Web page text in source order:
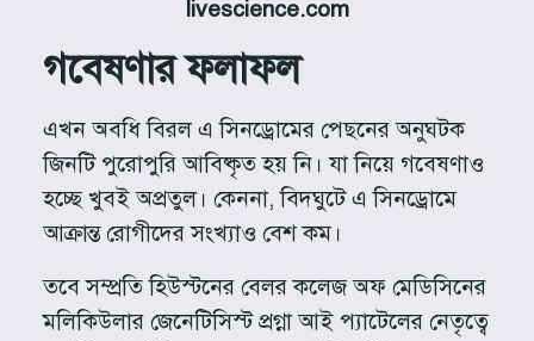
livescience.com
গবেষণার ফলাফল
এখন অবধি বিরল এ সিনড্রোমের পেছনের অনুঘটক
জিনটি পুরোপুরি আবিষ্কৃত হয় নি। যা নিয়ে গবেষণাও
হচ্ছে খুবই অপ্রতুল। কেননা, বিদঘুটে এ সিনড্রোমে
আক্রান্ত রোগীদের সংখ্যাও বেশ কম।
তবে সম্প্রতি হিউস্টনের বেলর কলেজ অফ মেডিসিনের
মলিকিউলার জেনেটিসিস্ট প্রগ্না আই প্যাটেলের নেতৃত্বে